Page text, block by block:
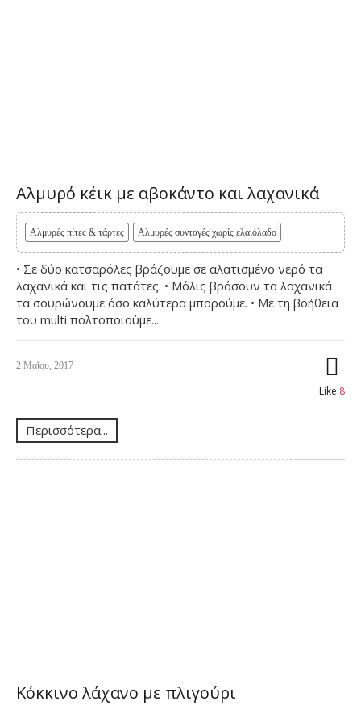
Αλμυρό κέικ με αβοκάντο και λαχανικά
Αλμυρές πίτες & τάρτες Αλμυρές συνταγές χωρίς ελαιόλαδο
• Σε δύο κατσαρόλες βράζουμε σε αλατισμένο νερό τα
λαχανικά και τις πατάτες. • Μόλις βράσουν τα λαχανικά
τα σουρώνουμε όσο καλύτερα μπορούμε. • Με τη βοήθεια
του multi πολτοποιούμε...
2 Μαΐου, 2017
Like 8
Περισσότερα...
Κόκκινο λάχανο με πλιγούρι